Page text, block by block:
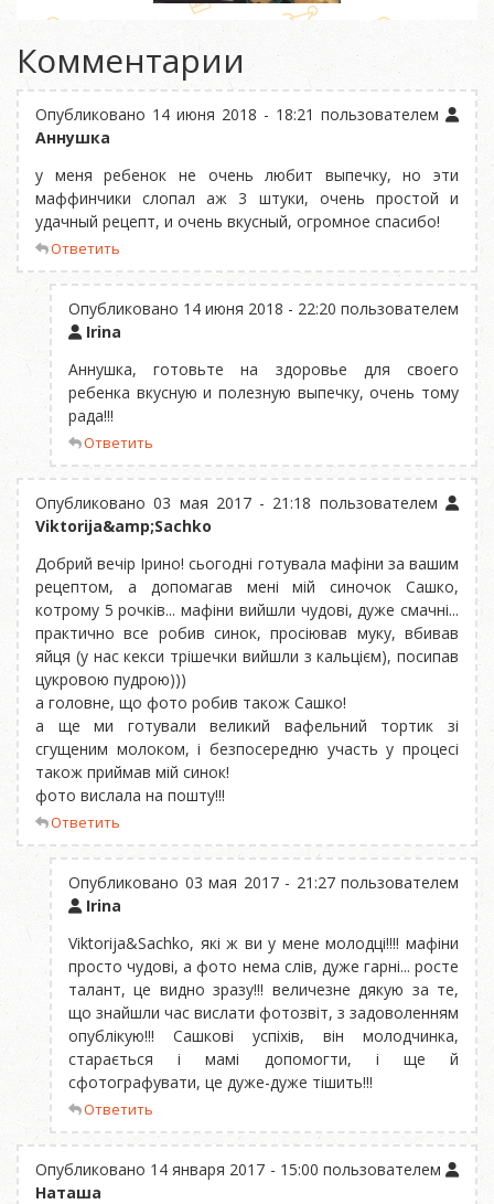
Комментарии
Опубликовано 14 июня 2018 - 18:21 пользователем
Аннушка
у меня ребенок не очень любит выпечку, но эти
маффинчики слопал аж 3 штуки, очень простой и
удачный рецепт, и очень вкусный, огромное спасибо!
Ответить
Опубликовано 14 июня 2018 - 22:20 пользователем
Irina
Аннушка, готовьте на здоровье для своего
ребенка вкусную и полезную выпечку, очень тому
рада!!!
Ответить
Опубликовано 03 мая 2017 - 21:18 пользователем
Viktorija&amp;Sachko
Добрий вечір Ірино! сьогодні готувала мафіни за вашим
рецептом, а допомагав мені мій синочок Сашко,
котрому 5 рочків... мафіни вийшли чудові, дуже смачні...
практично все робив синок, просіював муку, вбивав
яйця (у нас кекси трішечки вийшли з кальцієм), посипав
цукровою пудрою)))
а головне, що фото робив також Сашко!
а ще ми готували великий вафельний тортик зі
сгущеним молоком, і безпосередню участь у процесі
також приймав мій синок!
фото вислала на пошту!!!
Ответить
Опубликовано 03 мая 2017 - 21:27 пользователем
Irina
Viktorija&Sachko, які ж ви у мене молодці!!!! мафіни
просто чудові, а фото нема слів, дуже гарні... росте
талант, це видно зразу!!! величезне дякую за те,
що знайшли час вислати фотозвіт, з задоволенням
опублікую!!! Сашкові успіхів, він молодчинка,
старається і мамі допомогти, і ще й
сфотографувати, це дуже-дуже тішить!!!
Ответить
Опубликовано 14 января 2017 - 15:00 пользователем
Наташа